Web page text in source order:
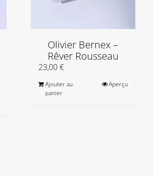
Olivier Bernex –
Rêver Rousseau
23,00€
Ajouter au
panier
Aperçu